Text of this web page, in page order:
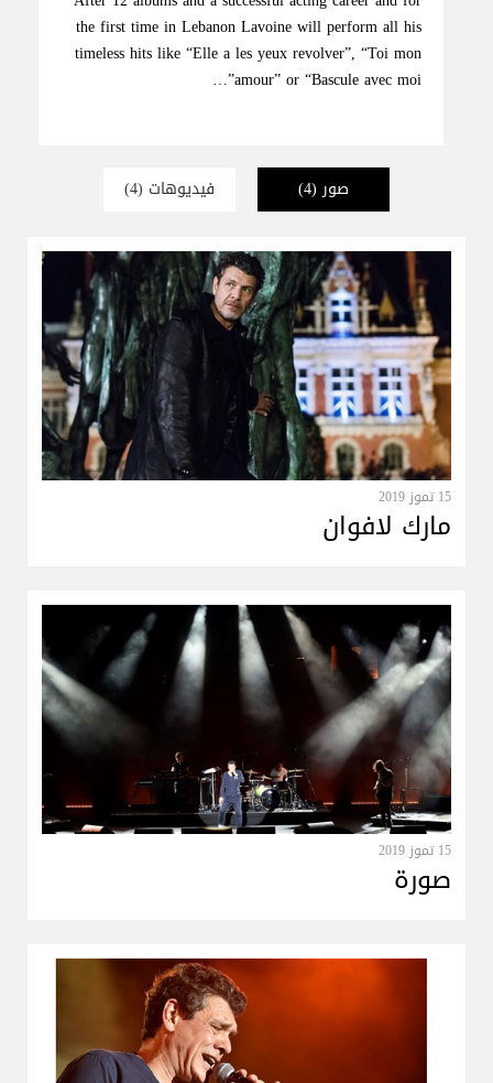
the first time in Lebanon Lavoine will perform all his
timeless hits like “Elle a les yeux revolver”, “Toi mon
amour” or “Bascule avec moi”…
صور(4) فيديوهات (4)
15 تموز 2019
مارك لافوان
15 تموز 2019
صورة